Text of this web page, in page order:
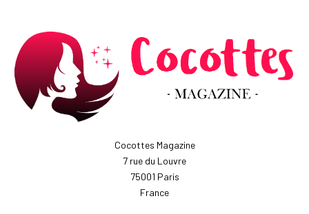
Cocottes Magazine
7 rue du Louvre
75001 Paris
France